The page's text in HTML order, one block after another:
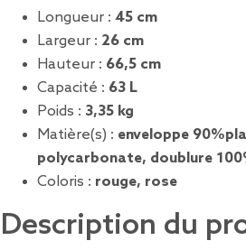
Longueur : 45 cm
Largeur : 26 cm
Hauteur : 66,5 cm
Capacité : 63 L
Poids : 3,35 kg
Matière(s) : enveloppe
polycarbonate, doublure
Coloris : rouge, rose
Description du